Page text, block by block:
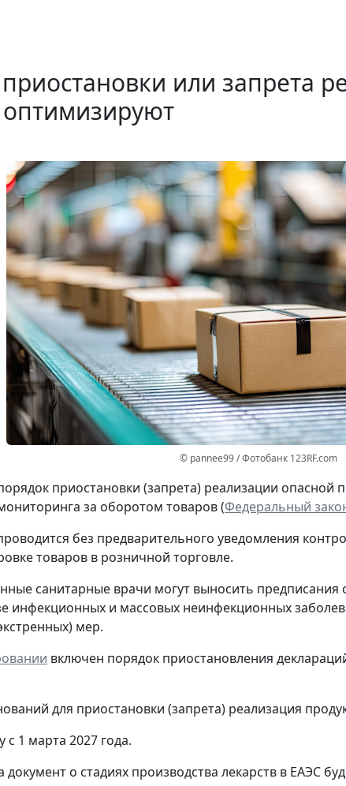
или запрета
© pannee99 / Фотобанк 123RF.com
приостановки (запрета) реализации опасной
за оборотом товаров (Федеральный
без предварительного уведомления
товаров в розничной торговле.
санитарные врачи могут выносить предписания
инфекционных и массовых неинфекционных
мер.
включен порядок приостановления
для приостановки (запрета) реализация
с 1 марта 2027 года.
документ о стадиях производства лекарств в ЕАЭС